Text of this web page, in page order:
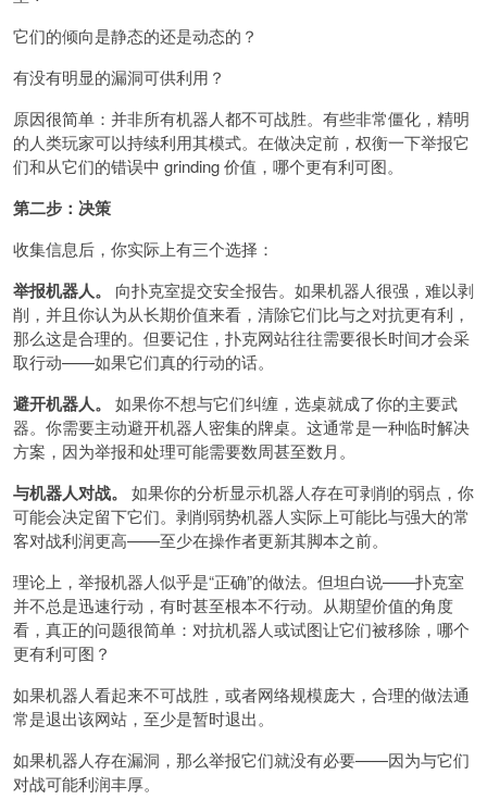
它们的倾向是静态的还是动态的？
有没有明显的漏洞可供利用？
原因很简单：并非所有机器人都不可战胜。有些非常僵化，精明
的人类玩家可以持续利用其模式。在做决定前，权衡一下举报它
们和从它们的错误中 grinding 价值，哪个更有利可图。
第二步：决策
收集信息后，你实际上有三个选择：
举报机器人。
向扑克室提交安全报告。如果机器人很强，难以剥
削，并且你认为从长期价值来看，清除它们比与之对抗更有利，
那么这是合理的。但要记住，扑克网站往往需要很长时间才会采
取行动——如果它们真的行动的话。
避开机器人。
如果你不想与它们纠缠，选桌就成了你的主要武
器。你需要主动避开机器人密集的牌桌。这通常是一种临时解决
方案，因为举报和处理可能需要数周甚至数月。
与机器人对战。
如果你的分析显示机器人存在可剥削的弱点，你
可能会决定留下它们。剥削弱势机器人实际上可能比与强大的常
客对战利润更高——至少在操作者更新其脚本之前。
理论上，举报机器人似乎是“正确”的做法。但坦白说——扑克室
并不总是迅速行动，有时甚至根本不行动。从期望价值的角度
看，真正的问题很简单：对抗机器人或试图让它们被移除，哪个
更有利可图？
如果机器人看起来不可战胜，或者网络规模庞大，合理的做法通
常是退出该网站，至少是暂时退出。
如果机器人存在漏洞，那么举报它们就没有必要——因为与它们
对战可能利润丰厚。